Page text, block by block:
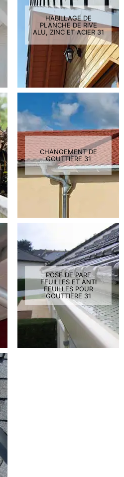
HABILLAGE DE
PLANCHE DE RIVE
ALU, ZINC ET ACIER 31
CHANGEMENT DE
GOUTTIÈRE 31
POSE DE PARE
FEUILLES ET ANTI
FEUILLES POUR
GOUTTIÈRE 31